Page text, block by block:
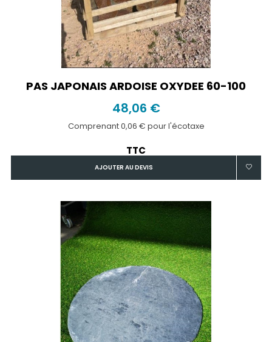
PAS JAPONAIS ARDOISE OXYDEE 60-100
48,06 €
Comprenant 0,06 € pour l'écotaxe
TTC
AJOUTER AU DEVIS